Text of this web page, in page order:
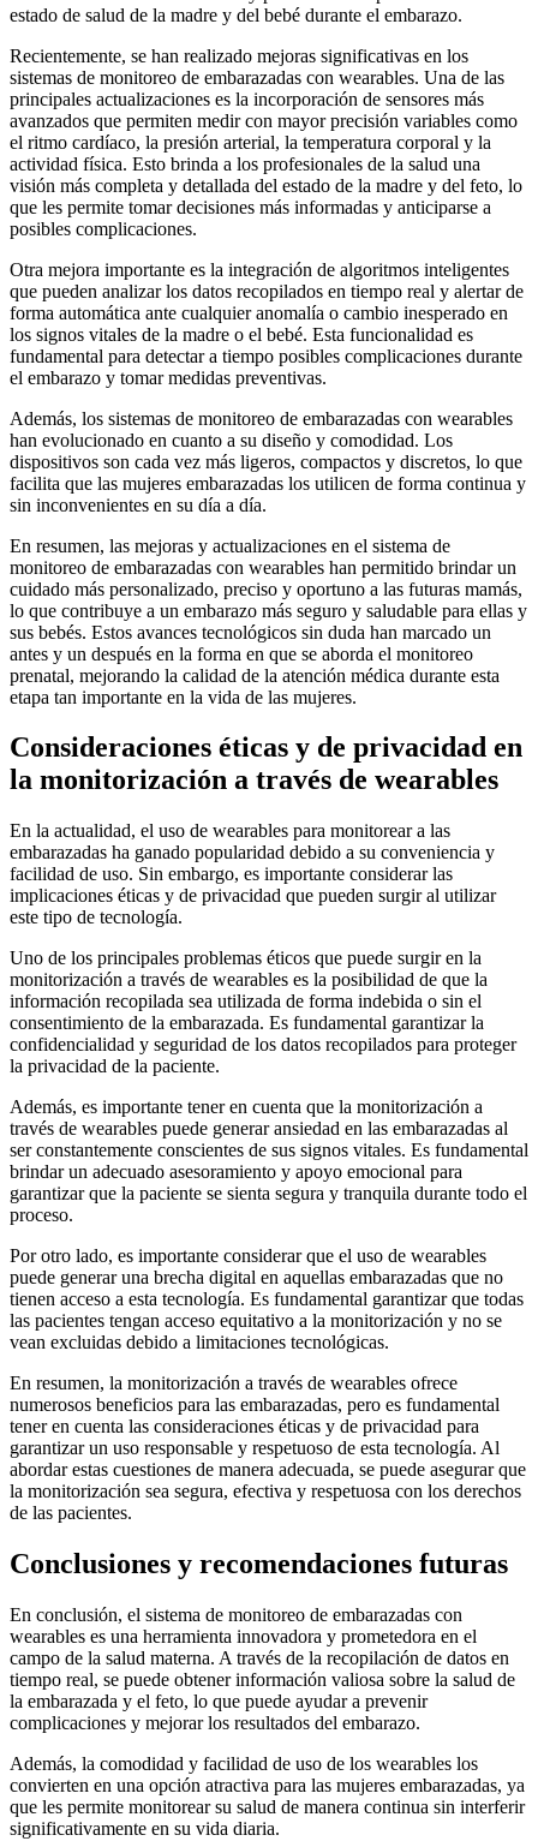
estado de salud de la madre y del bebé durante el embarazo.
Recientemente, se han realizado mejoras significativas en los
sistemas de monitoreo de embarazadas con wearables. Una de las
principales actualizaciones es la incorporación de sensores más
avanzados que permiten medir con mayor precisión variables como
el ritmo cardíaco, la presión arterial, la temperatura corporal y la
actividad física. Esto brinda a los profesionales de la salud una
visión más completa y detallada del estado de la madre y del feto, lo
que les permite tomar decisiones más informadas y anticiparse a
posibles complicaciones.
Otra mejora importante es la integración de algoritmos inteligentes
que pueden analizar los datos recopilados en tiempo real y alertar de
forma automática ante cualquier anomalía o cambio inesperado en
los signos vitales de la madre o el bebé. Esta funcionalidad es
fundamental para detectar a tiempo posibles complicaciones durante
el embarazo y tomar medidas preventivas.
Además, los sistemas de monitoreo de embarazadas con wearables
han evolucionado en cuanto a su diseño y comodidad. Los
dispositivos son cada vez más ligeros, compactos y discretos, lo que
facilita que las mujeres embarazadas los utilicen de forma continua y
sin inconvenientes en su día a día.
En resumen, las mejoras y actualizaciones en el sistema de
monitoreo de embarazadas con wearables han permitido brindar un
cuidado más personalizado, preciso y oportuno a las futuras mamás,
lo que contribuye a un embarazo más seguro y saludable para ellas y
sus bebés. Estos avances tecnológicos sin duda han marcado un
antes y un después en la forma en que se aborda el monitoreo
prenatal, mejorando la calidad de la atención médica durante esta
etapa tan importante en la vida de las mujeres.
Consideraciones éticas y de privacidad en
la monitorización a través de wearables
En la actualidad, el uso de wearables para monitorear a las
embarazadas ha ganado popularidad debido a su conveniencia y
facilidad de uso. Sin embargo, es importante considerar las
implicaciones éticas y de privacidad que pueden surgir al utilizar
este tipo de tecnología.
Uno de los principales problemas éticos que puede surgir en la
monitorización a través de wearables es la posibilidad de que la
información recopilada sea utilizada de forma indebida o sin el
consentimiento de la embarazada. Es fundamental garantizar la
confidencialidad y seguridad de los datos recopilados para proteger
la privacidad de la paciente.
Además, es importante tener en cuenta que la monitorización a
través de wearables puede generar ansiedad en las embarazadas al
ser constantemente conscientes de sus signos vitales. Es fundamental
brindar un adecuado asesoramiento y apoyo emocional para
garantizar que la paciente se sienta segura y tranquila durante todo el
proceso.
Por otro lado, es importante considerar que el uso de wearables
puede generar una brecha digital en aquellas embarazadas que no
tienen acceso a esta tecnología. Es fundamental garantizar que todas
las pacientes tengan acceso equitativo a la monitorización y no se
vean excluidas debido a limitaciones tecnológicas.
En resumen, la monitorización a través de wearables ofrece
numerosos beneficios para las embarazadas, pero es fundamental
tener en cuenta las consideraciones éticas y de privacidad para
garantizar un uso responsable y respetuoso de esta tecnología. Al
abordar estas cuestiones de manera adecuada, se puede asegurar que
la monitorización sea segura, efectiva y respetuosa con los derechos
de las pacientes.
Conclusiones y recomendaciones futuras
En conclusión, el sistema de monitoreo de embarazadas con
wearables es una herramienta innovadora y prometedora en el
campo de la salud materna. A través de la recopilación de datos en
tiempo real, se puede obtener información valiosa sobre la salud de
la embarazada y el feto, lo que puede ayudar a prevenir
complicaciones y mejorar los resultados del embarazo.
Además, la comodidad y facilidad de uso de los wearables los
convierten en una opción atractiva para las mujeres embarazadas, ya
que les permite monitorear su salud de manera continua sin interferir
significativamente en su vida diaria.